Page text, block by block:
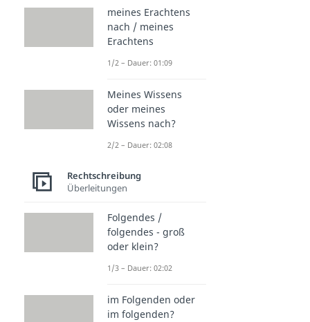
meines Erachtens
nach / meines
Erachtens
1/2 – Dauer: 01:09
Meines Wissens
oder meines
Wissens nach?
2/2 – Dauer: 02:08
Rechtschreibung
Überleitungen
Folgendes /
folgendes - groß
oder klein?
1/3 – Dauer: 02:02
im Folgenden oder
im folgenden?